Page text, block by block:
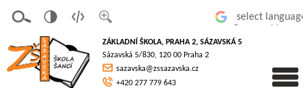
písmo
á
verze
pro
slaboz
raké
ZÁKLADNÍ ŠKOLA, PRAHA 2, SÁZAVSKÁ 5
Sázavská 5/830, 120 00 Praha 2
sazavska@zssazavska.cz
+420 277 779 643